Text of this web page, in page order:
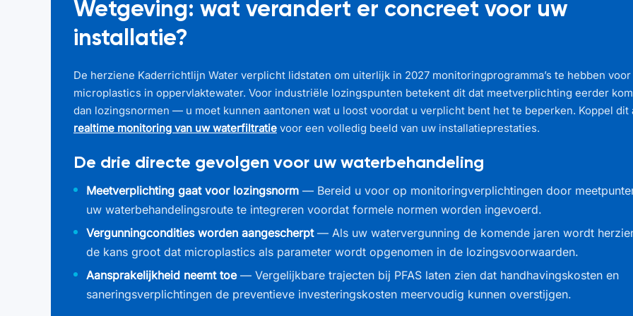
Wetgeving: wat verandert er concreet voor uw
installatie?
De herziene Kaderrichtlijn Water verplicht lidstaten om uiterlijk in 2027 monitoringprogramma’s te hebben voor
microplastics in oppervlaktewater. Voor industriële lozingspunten betekent dit dat meetverplichting eerder
dan lozingsnormen — u moet kunnen aantonen wat u loost voordat u verplicht bent het te beperken. Koppel dit
realtime monitoring van uw waterfiltratie voor een volledig beeld van uw installatieprestaties.
De drie directe gevolgen voor uw waterbehandeling
Meetverplichting gaat voor lozingsnorm — Bereid u voor op monitoringverplichtingen door
uw waterbehandelingsroute te integreren voordat formele normen worden ingevoerd.
Vergunningcondities worden aangescherpt— Als uw watervergunning de komende jaren wordt
de kans groot dat microplastics als parameter wordt opgenomen in de lozingsvoorwaarden.
Aansprakelijkheid neemt toe— Vergelijkbare trajecten bij PFAS laten zien dat handhavingskosten en
saneringsverplichtingen de preventieve investeringskosten meervoudig kunnen overstijgen.